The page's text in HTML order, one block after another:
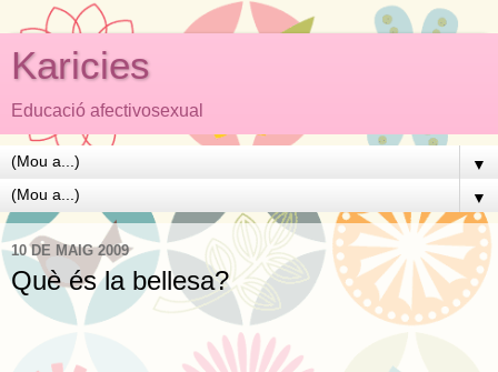
Karicies
Educació afectivosexual
▼
▼
10 DE MAIG 2009
Què és la bellesa?